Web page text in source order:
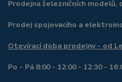
Prodejna železničních
Prodej spojovacího a
Otevírací doba prodejny - od
Po - Pá 8:00 - 12:00 - 12:30 -